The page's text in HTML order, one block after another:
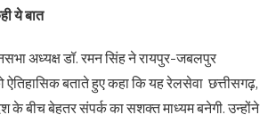
येबात
अध्यक्ष डॉ. रमन सिंह ने रायपुर-जबलपुर
बताते हुए कहा कि यह रेलसेवा छत्तीसगढ़,
के बीच बेहतर संपर्क का सशक्त माध्यम बनेगी. उन्होंने